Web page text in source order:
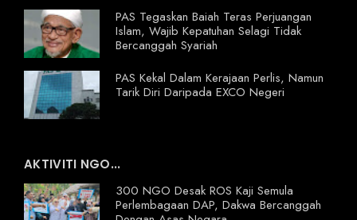
PAS Tegaskan Baiah Teras Perjuangan
Islam, Wajib Kepatuhan Selagi Tidak
Bercanggah Syariah
PAS Kekal Dalam Kerajaan Perlis, Namun
Tarik Diri Daripada EXCO Negeri
AKTIVITI NGO...
300 NGO Desak ROS Kaji Semula
Perlembagaan DAP, Dakwa Bercanggah